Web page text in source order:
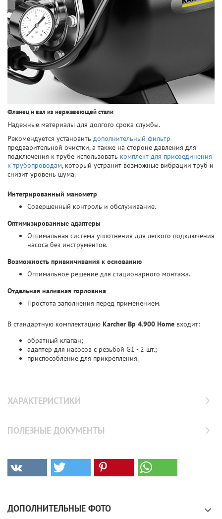
Фланец и вал из нержавеющей стали
Надежные материалы для долгого срока службы.
Рекомендуется установить дополнительный фильтр
предварительной очистки, а также на стороне давления для
подключения к трубе использовать комплект для присоединения
к трубопроводам, который устранит возможные вибрации труб и
снизит уровень шума.
Интегрированный манометр
Совершенный контроль и обслуживание.
Оптимизированные адаптеры
Оптимальная система уплотнения для легкого подключения
насоса без инструментов.
Возможность привинчивания к основанию
Оптимальное решение для стационарного монтажа.
Отдельная наливная горловина
Простота заполнения перед применением.
В стандартную комплектацию Karcher Bp 4.900 Home входит:
обратный клапан;
адаптер для насосов с резьбой G1 - 2 шт.;
приспособление для прикрепления.
ХАРАКТЕРИСТИКИ
ПОЛЕЗНЫЕ ДОКУМЕНТЫ
ДОПОЛНИТЕЛЬНЫЕ ФОТО